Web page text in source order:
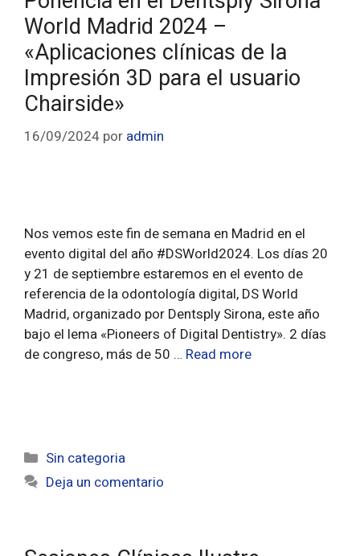
World Madrid 2024 –
«Aplicaciones clínicas de la
Impresión 3D para el usuario
Chairside»
16/09/2024 por admin
Nos vemos este fin de semana en Madrid en el
evento digital del año #DSWorld2024. Los días 20
y 21 de septiembre estaremos en el evento de
referencia de la odontología digital, DS World
Madrid, organizado por Dentsply Sirona, este año
bajo el lema «Pioneers of Digital Dentistry». 2 días
de congreso, más de 50 … Read more
Sin categoria
Deja un comentario